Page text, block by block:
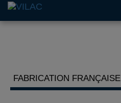
FABRICATION FRANÇAISE